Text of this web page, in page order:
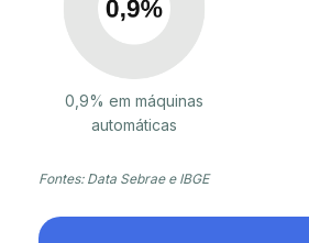
0,9% em máquinas
automáticas
Fontes: Data Sebrae e IBGE